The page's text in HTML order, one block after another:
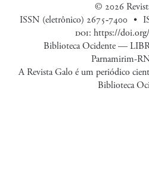
© 2026
ISSN (eletrônico) 2675‑7400
doi: https://
Biblioteca Ocidente —
Parnamirim-
A Revista Galo é um periódico
Biblioteca